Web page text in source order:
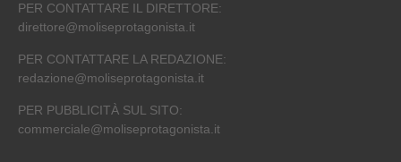
PER CONTATTARE IL DIRETTORE:
direttore@moliseprotagonista.it
PER CONTATTARE LA REDAZIONE:
redazione@moliseprotagonista.it
PER PUBBLICITÀ SUL SITO:
commerciale@moliseprotagonista.it